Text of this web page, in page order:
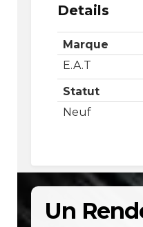
Details
Marque
E.A.T
Statut
Neuf
Un